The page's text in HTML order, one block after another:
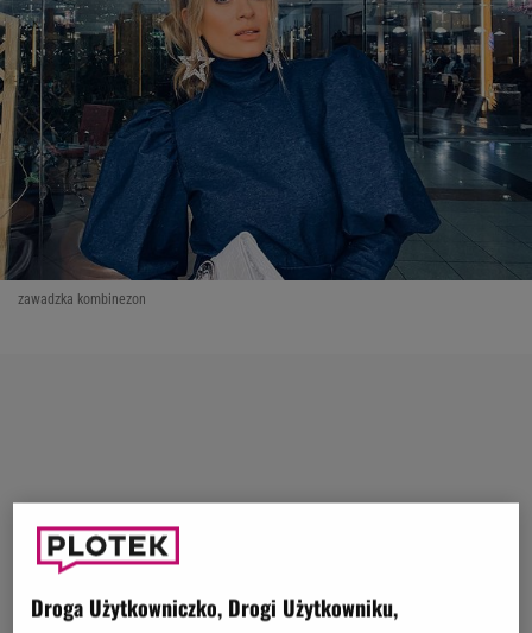
zawadzka kombinezon
Droga Użytkowniczko, Drogi Użytkowniku,